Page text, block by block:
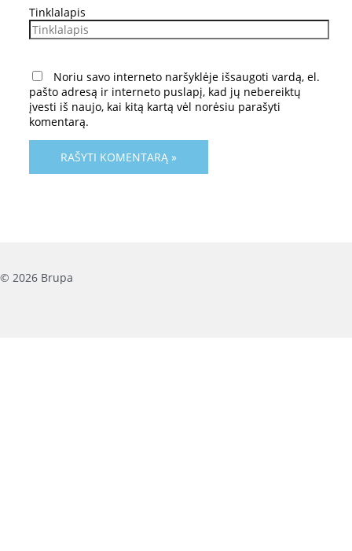
Tinklalapis
Noriu savo interneto naršyklėje išsaugoti vardą, el.
pašto adresą ir interneto puslapį, kad jų nebereiktų
įvesti iš naujo, kai kitą kartą vėl norėsiu parašyti
komentarą.
© 2026 Brupa